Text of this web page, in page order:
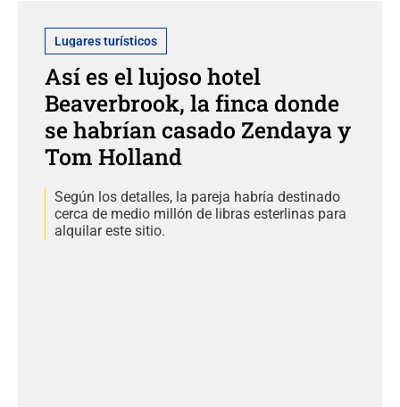
Lugares turísticos
Así es el lujoso hotel
Beaverbrook, la finca donde
se habrían casado Zendaya y
Tom Holland
Según los detalles, la pareja habría destinado
cerca de medio millón de libras esterlinas para
alquilar este sitio.